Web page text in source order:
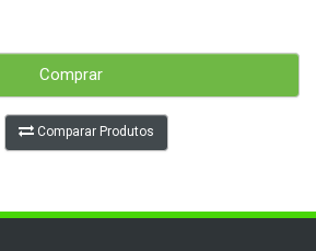
Comprar
Comparar Produtos